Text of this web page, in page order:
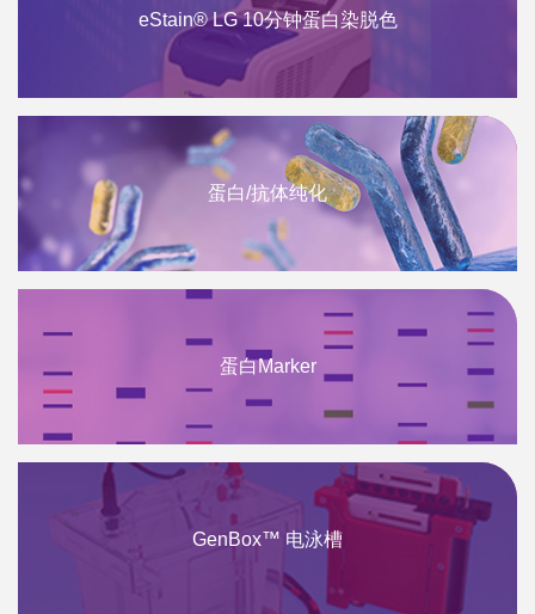
eStain® LG 10分钟蛋白染脱色
蛋白/抗体纯化
蛋白Marker
GenBox™ 电泳槽